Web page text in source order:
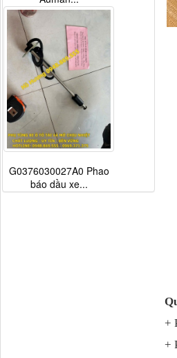
+
+
G0376030027A0 Phao
báo dầu xe...